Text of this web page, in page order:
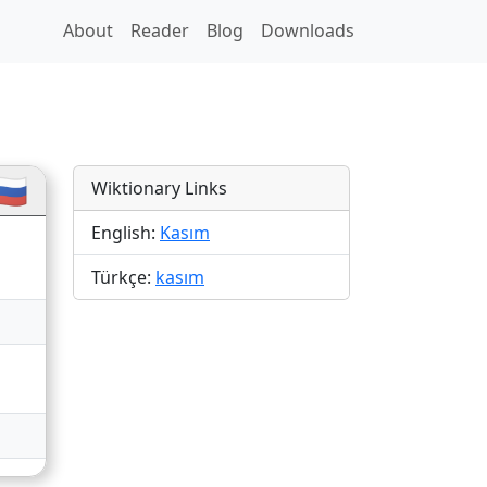
About Reader Blog Downloads
Wiktionary Links
English: Kasım
Türkçe: kasım